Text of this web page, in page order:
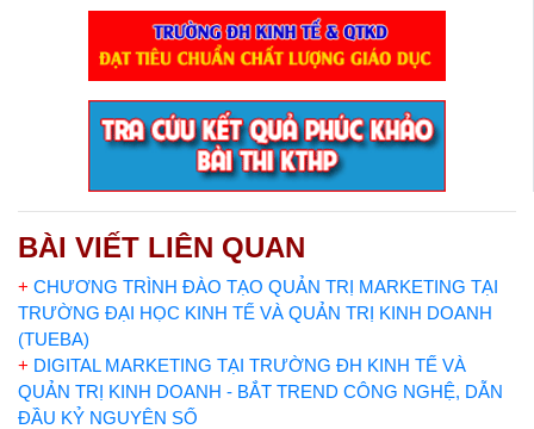
BÀI VIẾT LIÊN QUAN
+ CHƯƠNG TRÌNH ĐÀO TẠO QUẢN TRỊ MARKETING TẠI
TRƯỜNG ĐẠI HỌC KINH TẾ VÀ QUẢN TRỊ KINH DOANH
(TUEBA)
+ DIGITAL MARKETING TẠI TRƯỜNG ĐH KINH TẾ VÀ
QUẢN TRỊ KINH DOANH - BẮT TREND CÔNG NGHỆ, DẪN
ĐẦU KỶ NGUYÊN SỐ